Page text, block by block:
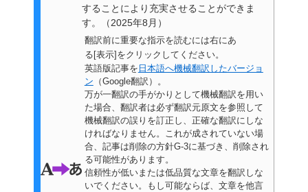
することにより充実させることができま
す。
（2025年8月 ）
翻訳前に重要な指示を読むには右にあ
る[表示]をクリックしてください。
英語版記事を 日本語へ機械翻訳したバージョ
ン （Google翻訳）。
万が一翻訳の手がかりとして機械翻訳を用い
た場合、翻訳者は必ず翻訳元原文を参照して
機械翻訳の誤りを訂正し、正確な翻訳にしな
ければなりません。これが成されていない場
合、 記事は削除の方針G-3に基づき、削除され
る可能性があります。
信頼性が低いまたは低品質な文章を翻訳しな
いでください。もし可能ならば、文章を他言